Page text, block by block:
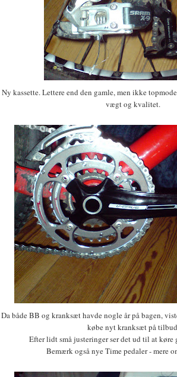
Ny kassette. Lettere end den gamle, men ikke
vægt og kvalitet.
Da både BB og kranksæt havde nogle år på bagen,
købe nyt kranksæt på
Efter lidt små justeringer ser det ud til at køre
Bemærk også nye Time pedaler - mere